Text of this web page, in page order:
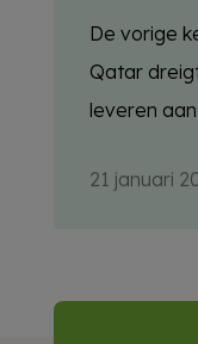
De vorige
Qatar
leveren aan
21 januari